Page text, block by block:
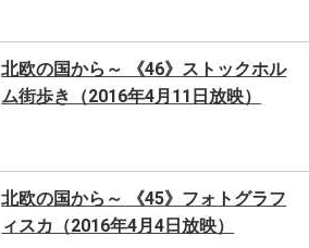
北欧の国から～ 《46》ストックホル
ム街歩き（2016年4月11日放映）
北欧の国から～ 《45》フォトグラフ
ィスカ（2016年4月4日放映）